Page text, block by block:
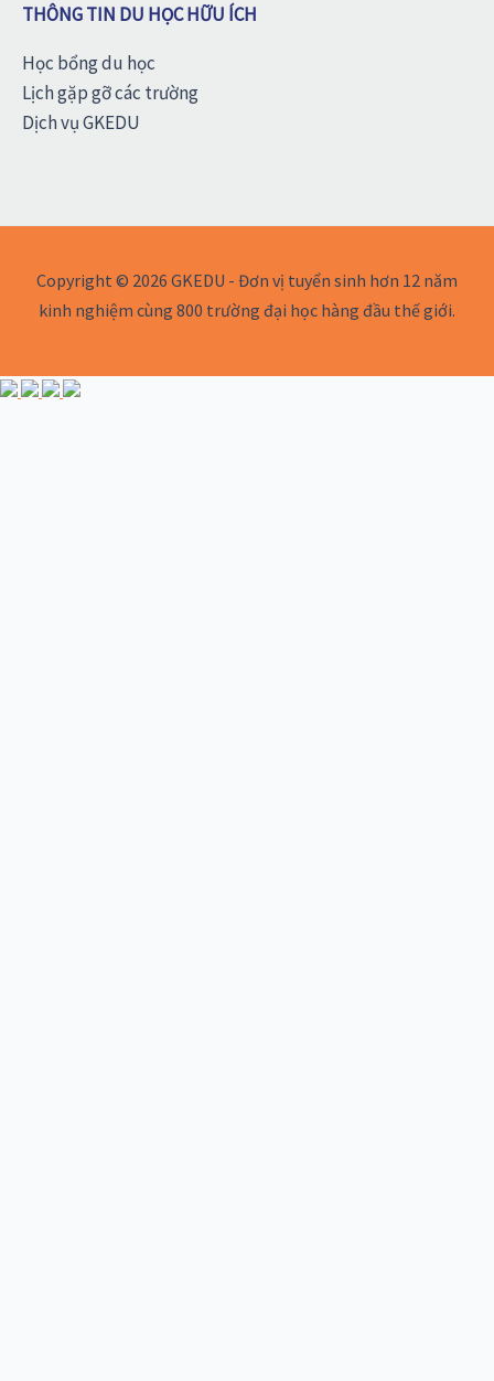
THÔNG TIN DU HỌC HỮU ÍCH
Học bổng du học
Lịch gặp gỡ các trường
Dịch vụ GKEDU
Copyright © 2026 GKEDU - Đơn vị tuyển sinh hơn 12 năm
kinh nghiệm cùng 800 trường đại học hàng đầu thế giới.